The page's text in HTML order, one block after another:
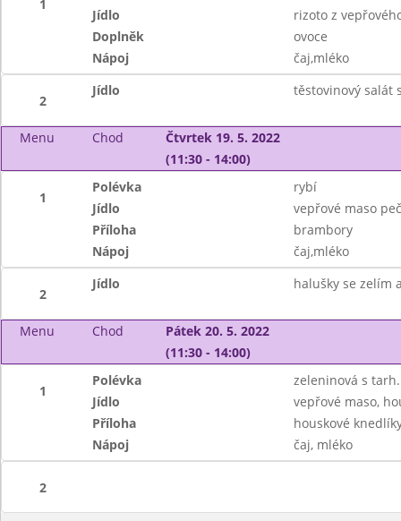
1
Jídlo
rizoto z
Doplněk
ovoce
Nápoj
čaj,mléko
2
Jídlo těstovinový salát
Menu Chod
Čtvrtek 19. 5. 2022
(11:30 - 14:00)
1
Polévka
rybí
Jídlo
vepřové maso
Příloha
brambory
Nápoj
čaj,mléko
2
Jídlo halušky se zelím
Menu Chod
Pátek 20. 5. 2022
(11:30 - 14:00)
1
Polévka
zeleninová s tarh.
Jídlo
vepřové maso,
Příloha
houskové
Nápoj
čaj, mléko
2